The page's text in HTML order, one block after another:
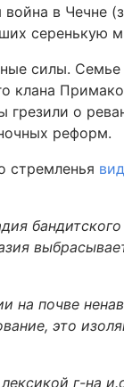
война в Чечне
серенькую
силы.
клана
грезили о
реформ.
стремленья
почве
это
г-на